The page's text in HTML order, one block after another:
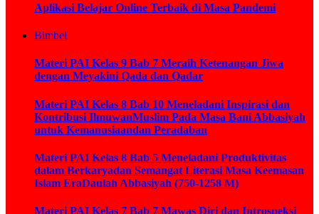
Aplikasi Belajar Online Terbaik di Masa Pandemi
Bimbel
Materi PAI Kelas 9 Bab 7 Meraih Ketenangan Jiwa
dengan Meyakini Qada dan Qadar
Materi PAI Kelas 8 Bab 10 Meneladani Inspirasi dan
Kontribusi IlmuwanMuslim Pada Masa Bani Abbasiyah
untuk Kemanusiaandan Peradaban
Materi PAI Kelas 8 Bab 5 Meneladani Produktivitas
dalam Berkaryadan Semangat Literasi Masa Keemasan
Islam EraDaulah Abbasiyah (750-1258 M)
Materi PAI Kelas 7 Bab 7 Mawas Diri dan Introspeksi